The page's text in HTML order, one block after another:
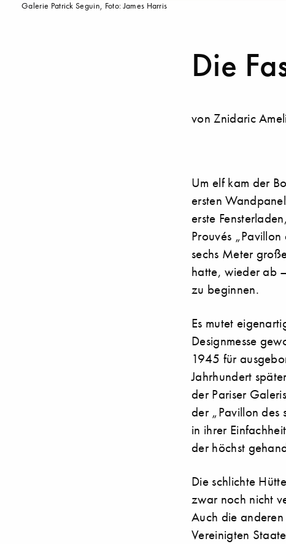
Die
von Znidaric
Um elf kam der
ersten
erste
Prouvés
sechs Meter
hatte, wieder ab
zu beginnen.
Es mutet
Designmesse
1945 für
Jahrhundert
der Pariser
der „Pavillon des
in ihrer
der höchst
Die schlichte
zwar noch nicht
Auch die
Vereinigten
Galerie Patrick Seguin, Foto: James Harris